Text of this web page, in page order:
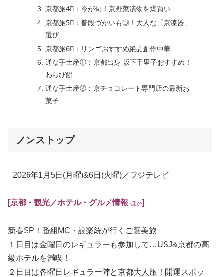
京都旅4⃣：今が旬！京野菜漬物を爆買い
京都旅5⃣：普段づかいも◎！大人な「京漆器」
選び
京都旅6⃣：リンゴおすすめ絶品創作中華
通な手土産①：京都出身 坂下千里子おすすめ！
わらび餅
通な手土産②：京チョコレート専門店の最新お
菓子
ノンストップ
2026年1月5日 (月曜)&6日 (火曜) ／フジテレビ
[京都・観光／ホテル・ グルメ情報 ほか]
新春SP！番組MC・設楽統が行くご褒美旅
１日目は金曜日のレギュラーも参加して…USJ&京都の高
級ホテルを満喫！
２日目は各曜日レギュラー陣と京都大人旅！開運スポッ